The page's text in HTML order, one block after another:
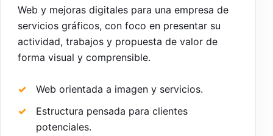
Web y mejoras digitales para una empresa de
servicios gráficos, con foco en presentar su
actividad, trabajos y propuesta de valor de
forma visual y comprensible.
Web orientada a imagen y servicios.
Estructura pensada para clientes
potenciales.